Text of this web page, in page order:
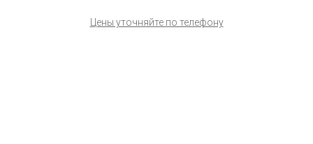
Цены уточняйте по телефону